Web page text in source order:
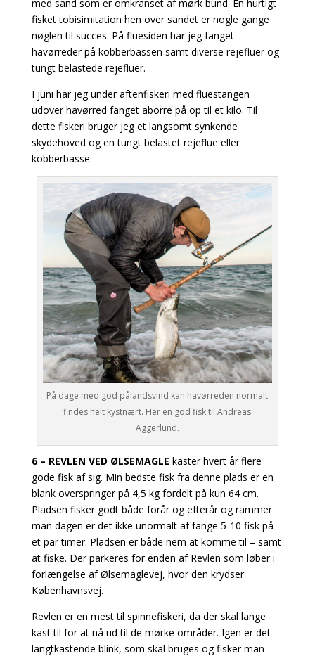
med sand som er omkranset af mørk bund. En hurtigt
fisket tobisimitation hen over sandet er nogle gange
nøglen til succes. På fluesiden har jeg fanget
havørreder på kobberbassen samt diverse rejefluer og
tungt belastede rejefluer.
I juni har jeg under aftenfiskeri med fluestangen
udover havørred fanget aborre på op til et kilo. Til
dette fiskeri bruger jeget langsomt synkende
skydehoved og en tungt belastet rejeflue eller
kobberbasse.
På dage med god pålandsvind kan havørreden normalt
findes helt kystnært. Her en god fisk til Andreas
Aggerlund.
6 – REVLEN VED ØLSEMAGLE kaster hvert år flere
gode fisk af sig. Min bedste fisk fra denne plads er en
blank overspringer på 4,5 kg fordelt på kun 64 cm.
Pladsen fisker godt både forår og efterår og rammer
man dagen er det ikke unormalt af fange 5-10 fisk på
et par timer. Pladsen er både nem at komme til – samt
at fiske. Der parkeres for enden af Revlen som løber i
forlængelse af Ølsemaglevej, hvor den krydser
Københavnsvej.
Revlen er en mest til spinnefiskeri, da der skal lange
kast til for at nå ud til de mørke områder. Igen er det
langtkastende blink, som skal bruges og fisker man